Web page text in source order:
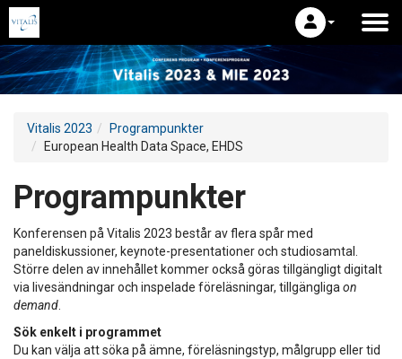
Vitalis 2023
Programpunkter
European Health Data Space, EHDS
Programpunkter
Konferensen på Vitalis 2023 består av flera spår med
paneldiskussioner, keynote-presentationer och studiosamtal.
Större delen av innehållet kommer också göras tillgängligt digitalt
via livesändningar och inspelade föreläsningar, tillgängliga on
demand
Sök enkelt i programmet
Du kan välja att söka på ämne, föreläsningstyp, målgrupp eller tid